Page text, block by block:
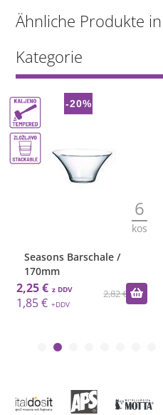
Ähnliche Produkte
Kategorie
-20%
6
kos
Seasons Barschale /
170mm
2,82 €
2,25 €
1,85 €